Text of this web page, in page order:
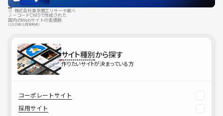
※ 株式会社東京商工リサーチ調べ
ノーコードCMSで作成された
国内のWebサイトの実績数
（2025年12月末時点）
サイト種別から探す
作りたいサイトが決まっている方
コーポレートサイト
採用サイト